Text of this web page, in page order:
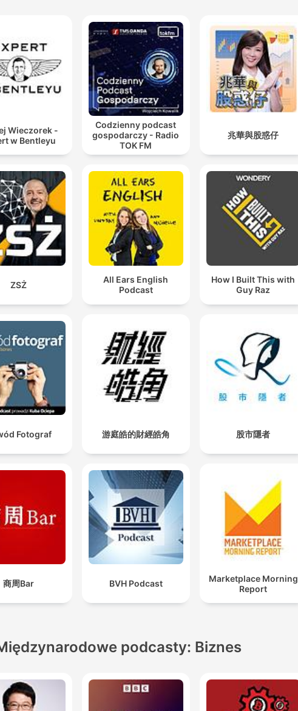
and achieve your hair, beauty,
and business goals.
Wieczorek -
w Bentleyu
Codzienny podcast
gospodarczy - Radio
TOK FM
兆華與股惑仔
ZSŻ
All Ears English
Podcast
How I Built This with
Guy Raz
Fotograf 游庭皓的財經皓角 股市隱者
商周Bar BVH Podcast
Marketplace Morning
Report
podcasty: Biznes